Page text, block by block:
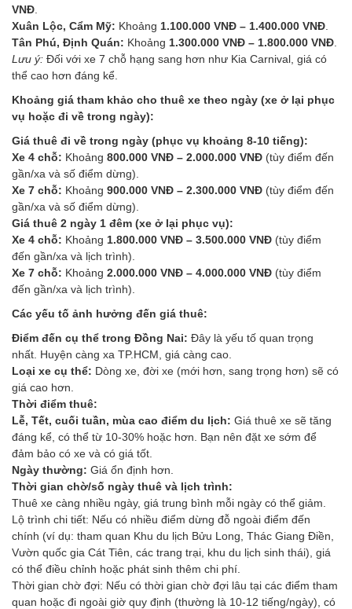
VNĐ
Xuân Lộc, Cẩm Mỹ: Khoảng 1.100.000 VNĐ – 1.400.000 VNĐ
Tân Phú, Định Quán: Khoảng 1.300.000 VNĐ – 1.800.000 VNĐ
Lưu ý: Đối với xe 7 chỗ hạng sang hơn như Kia Carnival, giá có
thể cao hơn đáng kể.
Khoảng giá tham khảo cho thuê xe theo ngày (xe ở lại phục
vụ hoặc đi về trong ngày):
Giá thuê đi về trong ngày (phục vụ khoảng 8-10 tiếng):
Xe 4 chỗ: Khoảng 800.000 VNĐ – 2.000.000 VNĐ (tùy điểm đến
gần/xa và số điểm dừng).
Xe 7 chỗ: Khoảng 900.000 VNĐ – 2.300.000 VNĐ (tùy điểm đến
gần/xa và số điểm dừng).
Giá thuê 2 ngày 1 đêm (xe ở lại phục vụ):
Xe 4 chỗ: Khoảng 1.800.000 VNĐ – 3.500.000 VNĐ (tùy điểm
đến gần/xa và lịch trình).
Xe 7 chỗ: Khoảng 2.000.000 VNĐ – 4.000.000 VNĐ (tùy điểm
đến gần/xa và lịch trình).
Các yếu tố ảnh hưởng đến giá thuê:
Điểm đến cụ thể trong Đồng Nai: Đây là yếu tố quan trọng
nhất. Huyện càng xa TP.HCM, giá càng cao.
Loại xe cụ thể: Dòng xe, đời xe (mới hơn, sang trọng hơn) sẽ có
giá cao hơn.
Thời điểm thuê:
Lễ, Tết, cuối tuần, mùa cao điểm du lịch: Giá thuê xe sẽ tăng
đáng kể, có thể từ 10-30% hoặc hơn. Bạn nên đặt xe sớm để
đảm bảo có xe và có giá tốt.
Ngày thường: Giá ổn định hơn.
Thời gian chờ/số ngày thuê và lịch trình:
Thuê xe càng nhiều ngày, giá trung bình mỗi ngày có thể giảm.
Lộ trình chi tiết: Nếu có nhiều điểm dừng đỗ ngoài điểm đến
chính (ví dụ: tham quan Khu du lịch Bửu Long, Thác Giang Điền,
Vườn quốc gia Cát Tiên, các trang trại, khu du lịch sinh thái), giá
có thể điều chỉnh hoặc phát sinh thêm chi phí.
Thời gian chờ đợi: Nếu có thời gian chờ đợi lâu tại các điểm tham
quan hoặc đi ngoài giờ quy định (thường là 10-12 tiếng/ngày), có